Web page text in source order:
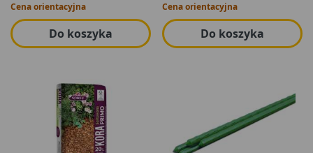
Cena orientacyjna
Do koszyka
Cena orientacyjna
Do koszyka